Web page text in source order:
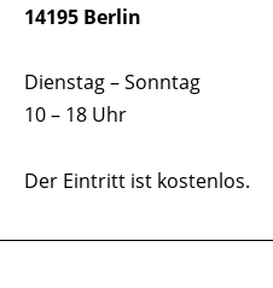
14195 Berlin
Dienstag – Sonntag
10 – 18 Uhr
Der Eintritt ist kostenlos.